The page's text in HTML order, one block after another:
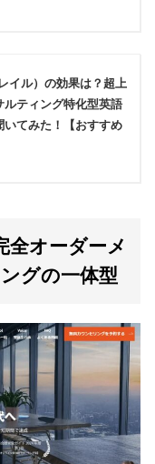
イル）の効果は？超上
ルティング特化型英語
いてみた！【おすすめ
全オーダーメ
グの一体型